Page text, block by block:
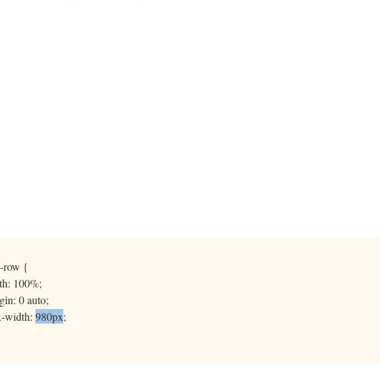
row {
100%;
0 auto;
width: 980px;